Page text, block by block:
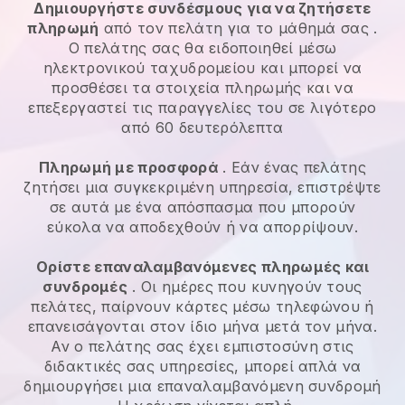
Δημιουργήστε συνδέσμους για να ζητήσετε
πληρωμή από τον πελάτη για το μάθημά σας .
Ο πελάτης σας θα ειδοποιηθεί μέσω
ηλεκτρονικού ταχυδρομείου και μπορεί να
προσθέσει τα στοιχεία πληρωμής και να
επεξεργαστεί τις παραγγελίες του σε λιγότερο
από 60 δευτερόλεπτα
Πληρωμή με προσφορά . Εάν ένας πελάτης
ζητήσει μια συγκεκριμένη υπηρεσία, επιστρέψτε
σε αυτά με ένα απόσπασμα που μπορούν
εύκολα να αποδεχθούν ή να απορρίψουν.
Ορίστε επαναλαμβανόμενες πληρωμές και
συνδρομές . Οι ημέρες που κυνηγούν τους
πελάτες, παίρνουν κάρτες μέσω τηλεφώνου ή
επανεισάγονται στον ίδιο μήνα μετά τον μήνα.
Αν ο πελάτης σας έχει εμπιστοσύνη στις
διδακτικές σας υπηρεσίες, μπορεί απλά να
δημιουργήσει μια επαναλαμβανόμενη συνδρομή